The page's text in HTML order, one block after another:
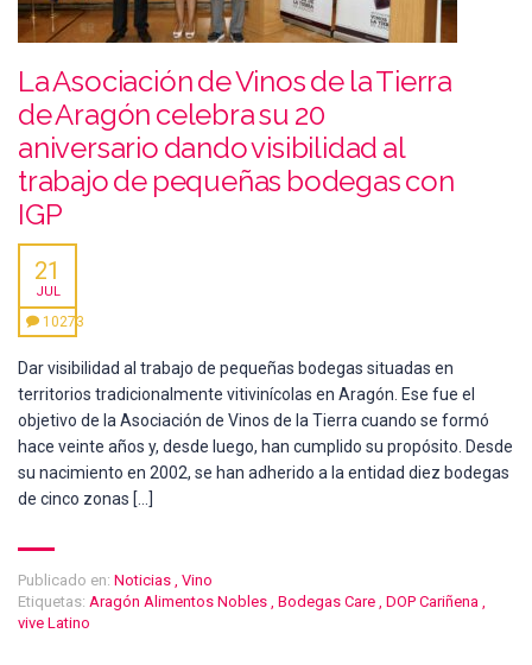
La Asociación de Vinos de la Tierra
de Aragón celebra su 20
aniversario dando visibilidad al
trabajo de pequeñas bodegas con
IGP
21
JUL
10273
Dar visibilidad al trabajo de pequeñas bodegas situadas en
territorios tradicionalmente vitivinícolas en Aragón. Ese fue el
objetivo de la Asociación de Vinos de la Tierra cuando se formó
hace veinte años y, desde luego, han cumplido su propósito. Desde
su nacimiento en 2002, se han adherido a la entidad diez bodegas
de cinco zonas […]
Publicado en: Noticias , Vino
Etiquetas: Aragón Alimentos Nobles , Bodegas Care , DOP Cariñena ,
vive Latino